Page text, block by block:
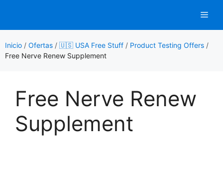
contenido
Inicio / Ofertas / 🇺🇸 USA Free Stuff / Product Testing Offers /
Free Nerve Renew Supplement
Free Nerve Renew
Supplement